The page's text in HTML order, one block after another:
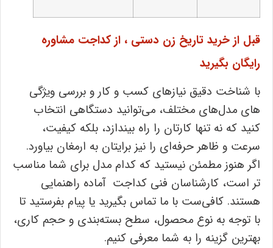
قبل از خرید تاریخ زن دستی ، از کداجت مشاوره
رایگان بگیرید
با شناخت دقیق نیازهای کسب‌ و کار و بررسی ویژگی
‌های مدل‌های مختلف، می‌توانید دستگاهی انتخاب
کنید که نه ‌تنها کارتان را راه بیندازد، بلکه کیفیت،
سرعت و ظاهر حرفه‌ای را نیز برایتان به ارمغان بیاورد.
اگر هنوز مطمئن نیستید که کدام مدل برای شما مناسب‌
تر است، کارشناسان فنی کداجت آماده راهنمایی
هستند. کافی‌ست با ما تماس بگیرید یا پیام بفرستید تا
با توجه به نوع محصول، سطح بسته‌بندی و حجم کاری،
بهترین گزینه را به شما معرفی کنیم.